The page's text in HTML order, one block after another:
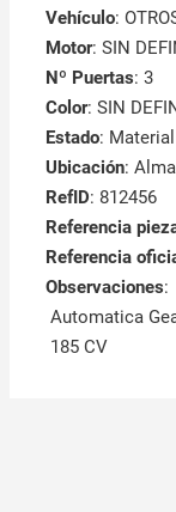
Vehículo:
Motor: SIN
Nº Puertas: 3
Color: SIN
Estado:
Ubicación:
RefID: 812456
Referencia
Referencia
Observaciones:
Automatica
185 CV